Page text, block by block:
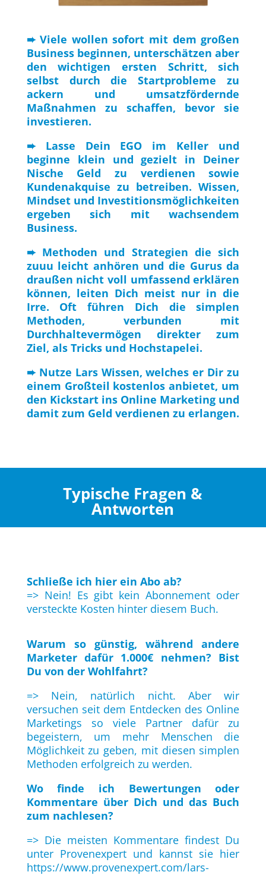
➨ Viele wollen sofort mit dem großen
Business beginnen, unterschätzen aber
den wichtigen ersten Schritt, sich
selbst durch die Startprobleme zu
ackern und umsatzfördernde
Maßnahmen zu schaffen, bevor sie
investieren.
➨ Lasse Dein EGO im Keller und
beginne klein und gezielt in Deiner
Nische Geld zu verdienen sowie
Kundenakquise zu betreiben. Wissen,
Mindset und Investitionsmöglichkeiten
ergeben sich mit wachsendem
Business.
➨ Methoden und Strategien die sich
zuuu leicht anhören und die Gurus da
draußen nicht voll umfassend erklären
können, leiten Dich meist nur in die
Irre. Oft führen Dich die simplen
Methoden, verbunden mit
Durchhaltevermögen direkter zum
Ziel, als Tricks und Hochstapelei.
➨ Nutze Lars Wissen, welches er Dir zu
einem Großteil kostenlos anbietet, um
den Kickstart ins Online Marketing und
damit zum Geld verdienen zu erlangen.
Typische Fragen &
Antworten
Schließe ich hier ein Abo ab?
=> Nein! Es gibt kein Abonnement oder
versteckte Kosten hinter diesem Buch.
Warum so günstig, während andere
Marketer dafür 1.000€ nehmen? Bist
Du von der Wohlfahrt?
=> Nein, natürlich nicht. Aber wir
versuchen seit dem Entdecken des Online
Marketings so viele Partner dafür zu
begeistern, um mehr Menschen die
Möglichkeit zu geben, mit diesen simplen
Methoden erfolgreich zu werden.
Wo finde ich Bewertungen oder
Kommentare über Dich und das Buch
zum nachlesen?
=> Die meisten Kommentare findest Du
unter Provenexpert und kannst sie hier
https://www.provenexpert.com/lars-